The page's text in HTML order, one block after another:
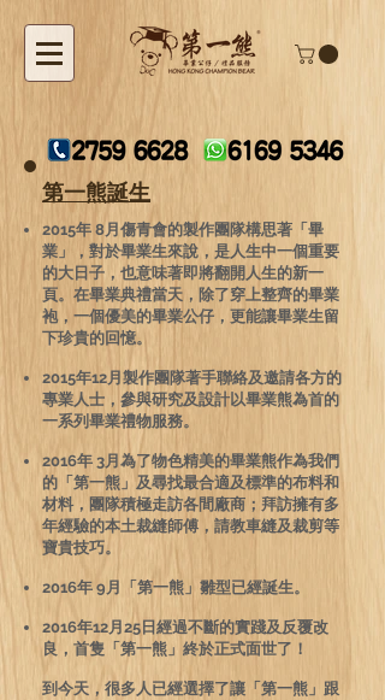
第一熊誕生
2015年 8月傷青會的製作團隊構思著「畢
業」，對於畢業生來說，是人生中一個重要
的大日子，也意味著即將翻開人生的新一
頁。在畢業典禮當天，除了穿上整齊的畢業
袍，一個優美的畢業公仔，更能讓畢業生留
下珍貴的回憶。
2015年12月製作團隊著手聯絡及邀請各方的
專業人士，參與研究及設計以畢業熊為首的
一系列畢業禮物服務。
2016年 3月為了物色精美的畢業熊作為我們
的「第一熊」及尋找最合適及標準的布料和
材料，團隊積極走訪各間廠商；拜訪擁有多
年經驗的本土裁縫師傅，請教車縫及裁剪等
寶貴技巧。
2016年 9月「第一熊」雛型已經誕生。
2016年12月25日經過不斷的實踐及反覆改
良，首隻「第一熊」終於正式面世了！
到今天，很多人已經選擇了讓「第一熊」跟